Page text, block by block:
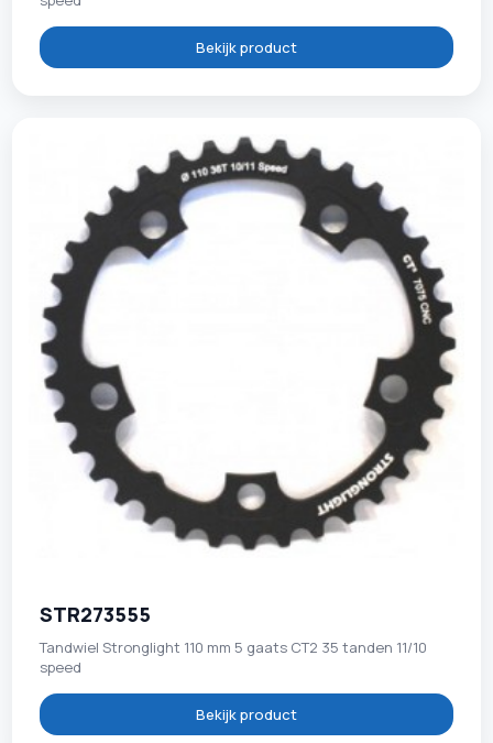
Bekijk product
STR273555
Tandwiel Stronglight 110 mm 5 gaats CT2 35 tanden 11/10
speed
Bekijk product